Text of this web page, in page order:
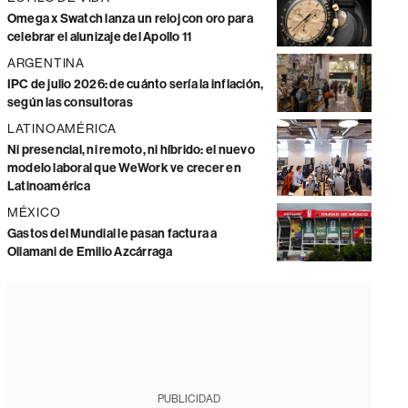
Omega x Swatch lanza un reloj con oro para
celebrar el alunizaje del Apollo 11
ARGENTINA
IPC de julio 2026: de cuánto sería la inflación,
según las consultoras
LATINOAMÉRICA
Ni presencial, ni remoto, ni híbrido: el nuevo
modelo laboral que WeWork ve crecer en
Latinoamérica
MÉXICO
Gastos del Mundial le pasan factura a
Ollamani de Emilio Azcárraga
PUBLICIDAD